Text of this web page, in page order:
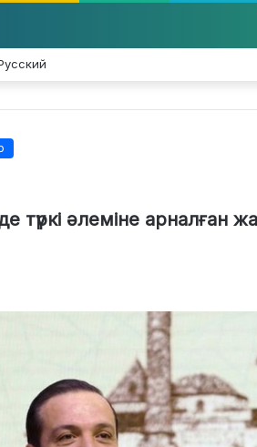
түркі әлеміне